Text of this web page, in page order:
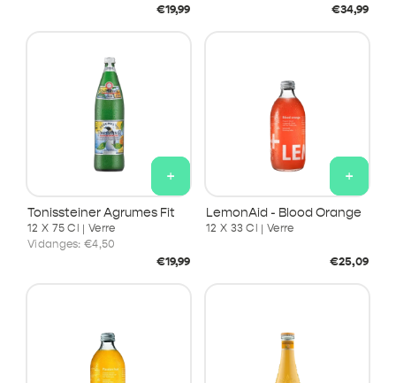
Prix
€19,99
Prix
€34,99
+
Tonissteiner Agrumes Fit
12 X 75 Cl | Verre
Vidanges: €4,50
Prix
€19,99
+
LemonAid - Blood Orange
12 X 33 Cl | Verre
Prix
€25,09